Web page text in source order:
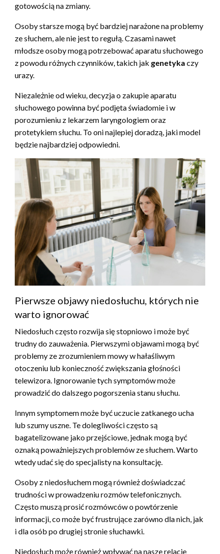
gotowością na zmiany.
Osoby starsze mogą być bardziej narażone na problemy
ze słuchem, ale nie jest to regułą. Czasami nawet
młodsze osoby mogą potrzebować aparatu słuchowego
z powodu różnych czynników, takich jak genetyka czy
urazy.
Niezależnie od wieku, decyzja o zakupie aparatu
słuchowego powinna być podjęta świadomie i w
porozumieniu z lekarzem laryngologiem oraz
protetykiem słuchu. To oni najlepiej doradzą, jaki model
będzie najbardziej odpowiedni.
Pierwsze objawy niedosłuchu, których nie
warto ignorować
Niedosłuch często rozwija się stopniowo i może być
trudny do zauważenia. Pierwszymi objawami mogą być
problemy ze zrozumieniem mowy w hałaśliwym
otoczeniu lub konieczność zwiększania głośności
telewizora. Ignorowanie tych symptomów może
prowadzić do dalszego pogorszenia stanu słuchu.
Innym symptomem może być uczucie zatkanego ucha
lub szumy uszne. Te dolegliwości często są
bagatelizowane jako przejściowe, jednak mogą być
oznaką poważniejszych problemów ze słuchem. Warto
wtedy udać się do specjalisty na konsultację.
Osoby z niedosłuchem mogą również doświadczać
trudności w prowadzeniu rozmów telefonicznych.
Często muszą prosić rozmówców o powtórzenie
informacji, co może być frustrujące zarówno dla nich, jak
i dla osób po drugiej stronie słuchawki.
Niedosłuch może również wpływać na nasze relacje